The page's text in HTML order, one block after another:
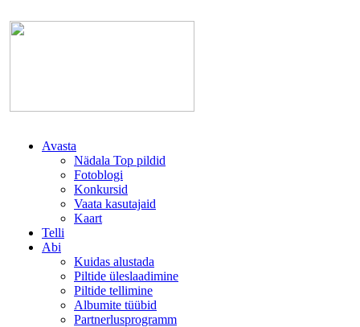
Avasta
Nädala Top pildid
Fotoblogi
Konkursid
Vaata kasutajaid
Kaart
Telli
Abi
Kuidas alustada
Piltide üleslaadimine
Piltide tellimine
Albumite tüübid
Partnerlusprogramm